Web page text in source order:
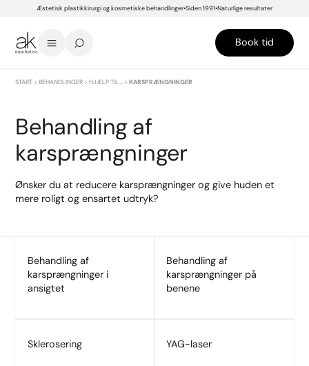
Æstetisk plastikkirurgi og kosmetiske behandlinger Siden 1991 Naturlige resultater
Book tid
START >BEHANDLINGER >HJÆLP TIL... >KARSPRÆNGNINGER
Behandling af
karsprængninger
Ønsker du at reducere karsprængninger og give huden et
mere roligt og ensartet udtryk?
Behandling af
karsprængninger i
ansigtet
Behandling af
karsprængninger på
benene
Sklerosering YAG-laser